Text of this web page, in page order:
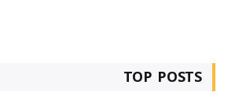
TOP POSTS